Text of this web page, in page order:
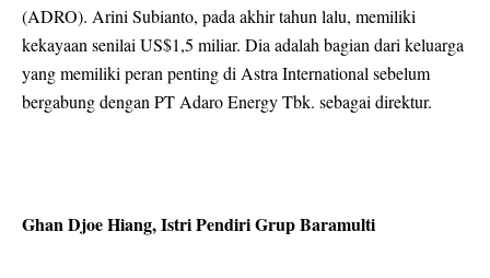
(ADRO). Arini Subianto, pada akhir tahun lalu, memiliki
kekayaan senilai US$1,5 miliar. Dia adalah bagian dari keluarga
yang memiliki peran penting di Astra International sebelum
bergabung dengan PT Adaro Energy Tbk. sebagai direktur.
Ghan Djoe Hiang, Istri Pendiri Grup Baramulti